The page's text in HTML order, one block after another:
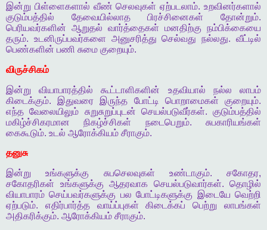
இன்று பிள்ளைகளால் வீண் செலவுகள் ஏற்படலாம்.உறவினர்களால்
குடும்பத்தில்
தேவையில்லாத பிரச்சினைகள் தோன்றும்.
பெரியவர்களின் ஆறுதல் வார்த்தைகள் மனதிற்கு நம்பிக்கையை
தரும். உடனிருப்பவர்களை அனுசரித்து செல்வது நல்லது.வீட்டில்
பெண்களின் பணி சுமை குறையும்.
விருச்சிகம்
இன்று
வியாபாரத்தில் கூட்டாளிகளின் உதவியால் நல்ல
லாபம்
கிடைக்கும். இதுவரை இருந்த போட்டி பொறாமைகள் குறையும்.
எந்த வேலையிலும் சுறுசுறுப்புடன் செயல்படுவீர்கள். குடும்பத்தில்
மகிழ்ச்சிகரமான
நிகழ்ச்சிகள் நடைபெறும்.சுபகாரியங்கள்
கைகூடும். உடல் ஆரோக்கியம் சீராகும்.
தனுசு
இன்று
உங்களுக்கு சுபசெலவுகள் உண்டாகும். சகோதர,
சகோதரிகள்
உங்களுக்கு ஆதரவாக செயல்படுவார்கள். தொழில்
வியாபாரம் செய்பவர்களுக்கு பல போட்டிகளுக்கு இடையே வெற்றி
ஏற்படும். எதிர்பார்த்த வாய்ப்புகள் கிடைக்கப் பெற்று
லாபங்கள்
அதிகரிக்கும். ஆரோக்கியம் சீராகும்.